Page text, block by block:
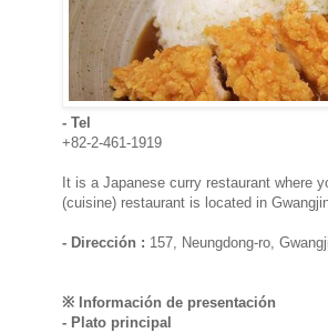
- Tel
+82-2-461-1919
It is a Japanese curry restaurant where
(cuisine) restaurant is located in
- Dirección : 157, Neungdong-ro,
※ Información de presentación
- Plato principal